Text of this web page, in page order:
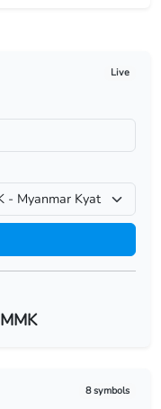
Live
8 symbols